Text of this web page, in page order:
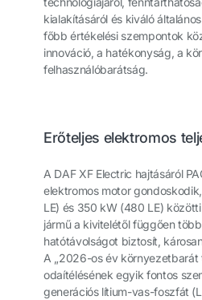
kialakításáról és kiváló
főbb értékelési szempontok
innováció, a hatékonyság, a
felhasználóbarátság.
Erőteljes elektromos
A DAF XF Electric hajtásáról
elektromos motor
LE) és 350 kW (480 LE)
jármű a kivitelétől függően
hatótávolságot biztosít,
A „2026-os év környezetbarát
odaítélésének egyik fontos
generációs lítium-vas-foszfát